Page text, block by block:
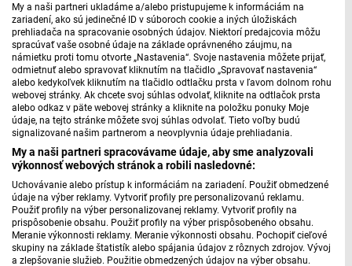
My a naši partneri ukladáme a/alebo pristupujeme k informáciám na
zariadení, ako sú jedinečné ID v súboroch cookie a iných úložiskách
prehliadača na spracovanie osobných údajov. Niektorí predajcovia môžu
spracúvať vaše osobné údaje na základe oprávneného záujmu, na
námietku proti tomu otvorte „Nastavenia“. Svoje nastavenia môžete prijať,
odmietnuť alebo spravovať kliknutím na tlačidlo „Spravovať nastavenia“
alebo kedykoľvek kliknutím na tlačidlo odtlačku prsta v ľavom dolnom rohu
webovej stránky. Ak chcete svoj súhlas odvolať, kliknite na odtlačok prsta
alebo odkaz v päte webovej stránky a kliknite na položku ponuky Moje
údaje, na tejto stránke môžete svoj súhlas odvolať. Tieto voľby budú
signalizované našim partnerom a neovplyvnia údaje prehliadania.
My a naši partneri spracovávame údaje, aby sme analyzovali
výkonnosť webových stránok a robili nasledovné:
Uchovávanie alebo prístup k informáciám na zariadení. Použiť obmedzené
údaje na výber reklamy. Vytvoriť profily pre personalizovanú reklamu.
Použiť profily na výber personalizovanej reklamy. Vytvoriť profily na
prispôsobenie obsahu. Použiť profily na výber prispôsobeného obsahu.
Meranie výkonnosti reklamy. Meranie výkonnosti obsahu. Pochopiť cieľové
skupiny na základe štatistík alebo spájania údajov z rôznych zdrojov. Vývoj
a zlepšovanie služieb. Použitie obmedzených údajov na výber obsahu.
Tisíc veľkých nocí